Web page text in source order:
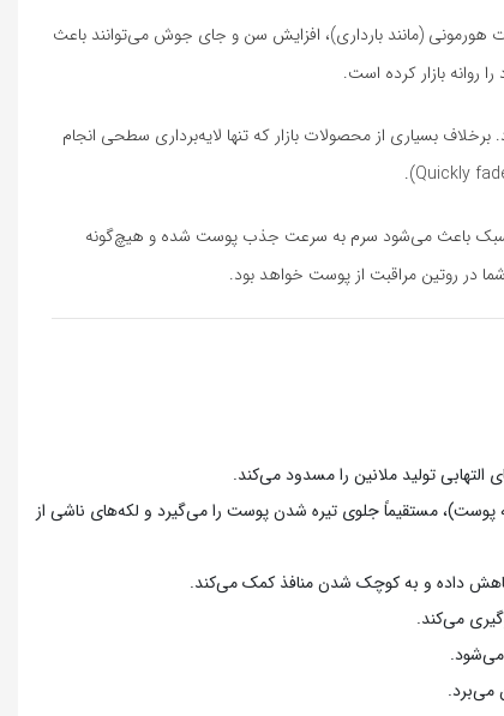
هورمونی (مانند بارداری)، افزایش سن و جای جوش می‌توانند باعث
روانه بازار کرده است.
بسیاری از محصولات بازار که تنها لایه‌برداری سطحی انجام
و سبک باعث می‌شود سرم به سرعت جذب پوست شده و هیچ‌گونه
در روتین مراقبت از پوست خواهد بود.
تولید ملانین را مسدود می‌کند.
پوست)، مستقیماً جلوی تیره شدن پوست را می‌گیرد و لکه‌های ناشی از